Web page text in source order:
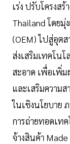
เร่ง ปรับโครงส
Thailand โดยมุ่
(OEM) ไปสู่อุต
ส่งเสริมเทคโน
สะอาด เพื่อเพิ่
และเสริมความ
ในเชิงนโยบาย
การถ่ายทอดเท
จ้างสินค้า